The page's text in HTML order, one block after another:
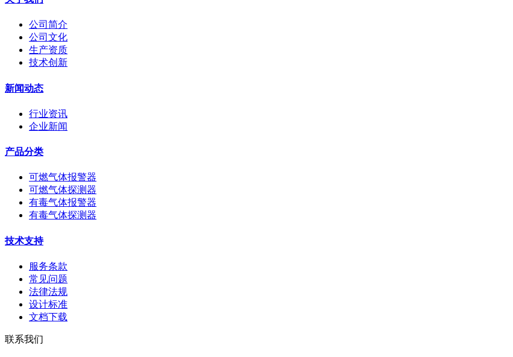
公司简介
公司文化
生产资质
技术创新
新闻动态
行业资讯
企业新闻
产品分类
可燃气体报警器
可燃气体探测器
有毒气体报警器
有毒气体探测器
技术支持
服务条款
常见问题
法律法规
设计标准
文档下载
联系我们